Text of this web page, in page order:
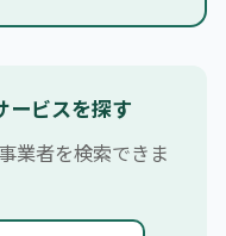
ービスを探す
業者を検索できま